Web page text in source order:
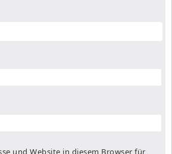
und Website in diesem Browser für